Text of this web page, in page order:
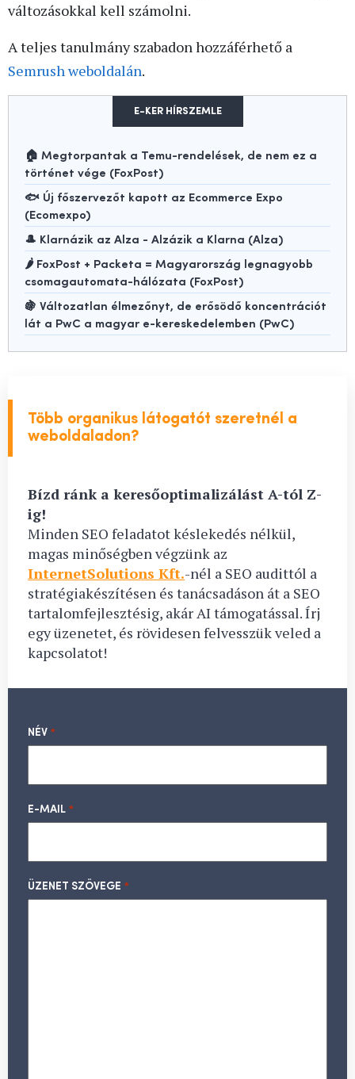
változásokkal kell számolni.
A teljes tanulmány szabadon hozzáférhető a
Semrush weboldalán.
E-KER HÍRSZEMLE
🏠 Megtorpantak a Temu-rendelések, de nem ez a
történet vége (FoxPost)
🐟 Új főszervezőt kapott az Ecommerce Expo
(Ecomexpo)
🎩 Klarnázik az Alza - Alzázik a Klarna (Alza)
🌶️ FoxPost + Packeta = Magyarország legnagyobb
csomagautomata-hálózata (FoxPost)
🍇 Változatlan élmezőnyt, de erősödő koncentrációt
lát a PwC a magyar e-kereskedelemben (PwC)
Több organikus látogatót szeretnél a
weboldaladon?
Bízd ránk a keresőoptimalizálást A-tól Z-
ig!
Minden SEO feladatot késlekedés nélkül,
magas minőségben végzünk az
InternetSolutions Kft.-nél a SEO audittól a
stratégiakészítésen és tanácsadáson át a SEO
tartalomfejlesztésig, akár AI támogatással. Írj
egy üzenetet, és rövidesen felvesszük veled a
kapcsolatot!
NÉV *
E-MAIL *
ÜZENET SZÖVEGE *